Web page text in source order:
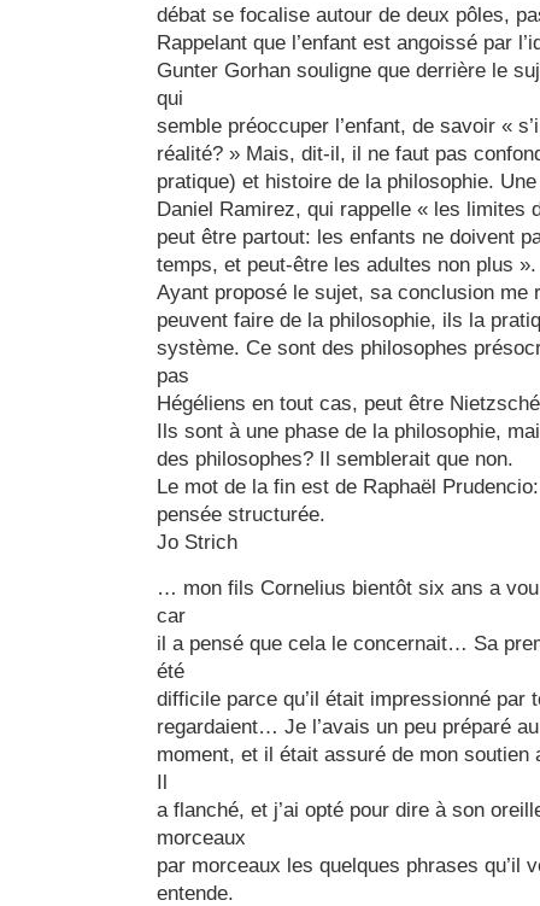
débat se focalise autour de deux pôles,
Rappelant que l’enfant est angoissé par
Gunter Gorhan souligne que derrière le
qui
semble préoccuper l’enfant, de savoir «
réalité? » Mais, dit-il, il ne faut pas
pratique) et histoire de la philosophie.
Daniel Ramirez, qui rappelle « les limites
peut être partout: les enfants ne doivent
temps, et peut-être les adultes non plus ».
Ayant proposé le sujet, sa conclusion me
peuvent faire de la philosophie, ils la
système. Ce sont des philosophes
pas
Hégéliens en tout cas, peut être
Ils sont à une phase de la philosophie,
des philosophes? Il semblerait que non.
Le mot de la fin est de Raphaël
pensée structurée.
Jo Strich
… mon fils Cornelius bientôt six ans a
car
il a pensé que cela le concernait… Sa
été
difficile parce qu’il était impressionné par
regardaient… Je l’avais un peu préparé
moment, et il était assuré de mon soutien
Il
a flanché, et j’ai opté pour dire à son
morceaux
par morceaux les quelques phrases qu’il
entende.